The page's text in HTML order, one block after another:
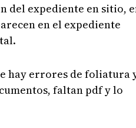
del expediente en sitio,
en el expediente
hay errores de foliatura
faltan pdf y lo